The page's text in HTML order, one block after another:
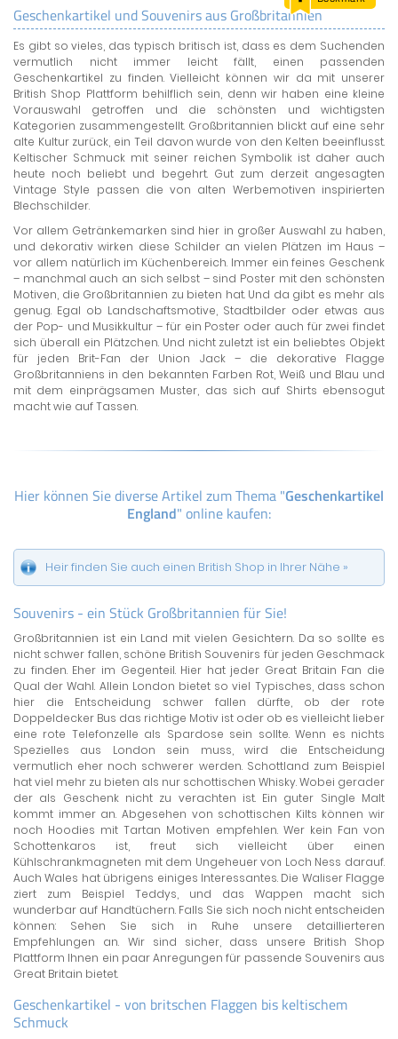
LAND & LEUTE
LERNCENTER
ENGLISCH
ENGLAND ZUHAUSE
BRITISH SHOP
Geschenkartikel und Souvenirs aus Großbritannien
Es gibt so vieles, das typisch britisch ist, dass es dem Suchenden
vermutlich nicht immer leicht fällt, einen passenden
Geschenkartikel zu finden. Vielleicht können wir da mit unserer
British Shop Plattform behilflich sein, denn wir haben eine kleine
Vorauswahl getroffen und die schönsten und wichtigsten
Kategorien zusammengestellt. Großbritannien blickt auf eine sehr
alte Kultur zurück, ein Teil davon wurde von den Kelten beeinflusst.
Keltischer Schmuck mit seiner reichen Symbolik ist daher auch
heute noch beliebt und begehrt. Gut zum derzeit angesagten
Vintage Style passen die von alten Werbemotiven inspirierten
Blechschilder.
Vor allem Getränkemarken sind hier in großer Auswahl zu haben,
und dekorativ wirken diese Schilder an vielen Plätzen im Haus –
vor allem natürlich im Küchenbereich. Immer ein feines Geschenk
– manchmal auch an sich selbst – sind Poster mit den schönsten
Motiven, die Großbritannien zu bieten hat. Und da gibt es mehr als
genug. Egal ob Landschaftsmotive, Stadtbilder oder etwas aus
der Pop- und Musikkultur – für ein Poster oder auch für zwei findet
sich überall ein Plätzchen. Und nicht zuletzt ist ein beliebtes Objekt
für jeden Brit-Fan der Union Jack – die dekorative Flagge
Großbritanniens in den bekannten Farben Rot, Weiß und Blau und
mit dem einprägsamen Muster, das sich auf Shirts ebensogut
macht wie auf Tassen.
Hier können Sie diverse Artikel zum Thema "Geschenkartikel
England" online kaufen:
Heir finden Sie auch einen British Shop in Ihrer Nähe »
Souvenirs - ein Stück Großbritannien für Sie!
Großbritannien ist ein Land mit vielen Gesichtern. Da so sollte es
nicht schwer fallen, schöne British Souvenirs für jeden Geschmack
zu finden. Eher im Gegenteil. Hier hat jeder Great Britain Fan die
Qual der Wahl. Allein London bietet so viel Typisches, dass schon
hier die Entscheidung schwer fallen dürfte, ob der rote
Doppeldecker Bus das richtige Motiv ist oder ob es vielleicht lieber
eine rote Telefonzelle als Spardose sein sollte. Wenn es nichts
Spezielles aus London sein muss, wird die Entscheidung
vermutlich eher noch schwerer werden. Schottland zum Beispiel
hat viel mehr zu bieten als nur schottischen Whisky. Wobei gerader
der als Geschenk nicht zu verachten ist. Ein guter Single Malt
kommt immer an. Abgesehen von schottischen Kilts können wir
noch Hoodies mit Tartan Motiven empfehlen. Wer kein Fan von
Schottenkaros ist, freut sich vielleicht über einen
Kühlschrankmagneten mit dem Ungeheuer von Loch Ness darauf.
Auch Wales hat übrigens einiges Interessantes. Die Waliser Flagge
ziert zum Beispiel Teddys, und das Wappen macht sich
wunderbar auf Handtüchern. Falls Sie sich noch nicht entscheiden
können: Sehen Sie sich in Ruhe unsere detaillierteren
Empfehlungen an. Wir sind sicher, dass unsere British Shop
Plattform Ihnen ein paar Anregungen für passende Souvenirs aus
Great Britain bietet.
Geschenkartikel - von britschen Flaggen bis keltischem
Schmuck